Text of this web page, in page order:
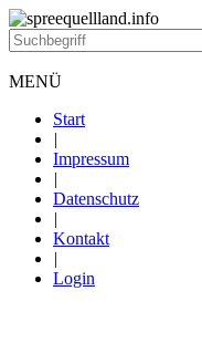
MENÜ
Start
|
Impressum
|
Datenschutz
|
Kontakt
|
Login